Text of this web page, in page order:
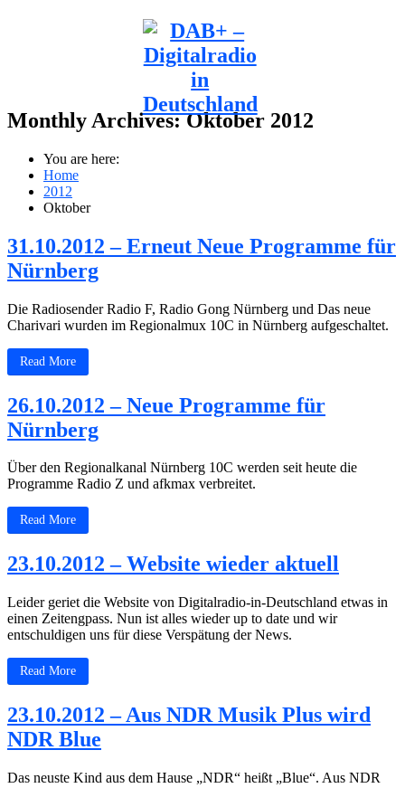
Monthly Archives:Oktober 2012
You are here:
Home
2012
Oktober
31.10.2012 – Erneut Neue Programme für
Nürnberg
Die Radiosender Radio F, Radio Gong Nürnberg und Das neue
Charivari wurden im Regionalmux 10C in Nürnberg aufgeschaltet.
Read More
26.10.2012 – Neue Programme für
Nürnberg
Über den Regionalkanal Nürnberg 10C werden seit heute die
Programme Radio Z und afkmax verbreitet.
Read More
23.10.2012 – Website wieder aktuell
Leider geriet die Website von Digitalradio-in-Deutschland etwas in
einen Zeitengpass. Nun ist alles wieder up to date und wir
entschuldigen uns für diese Verspätung der News.
Read More
23.10.2012 – Aus NDR Musik Plus wird
NDR Blue
Das neuste Kind aus dem Hause „NDR“ heißt „Blue“. Aus NDR